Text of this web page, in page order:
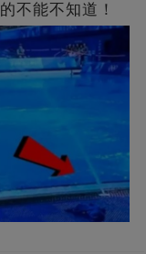
不能不知道！